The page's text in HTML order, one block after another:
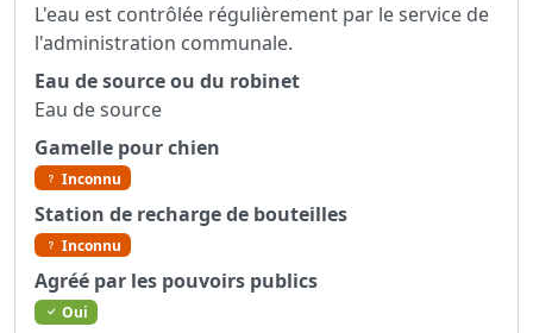
L'eau est contrôlée régulièrement par le service de
l'administration communale.
Eau de source ou du robinet
Eau de source
Gamelle pour chien
Inconnu
Station de recharge de bouteilles
Inconnu
Agréé par les pouvoirs publics
Oui